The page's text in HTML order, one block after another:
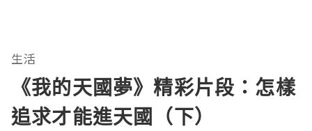
生活
《我的天國夢》精彩片段：怎樣
追求才能進天國（下）